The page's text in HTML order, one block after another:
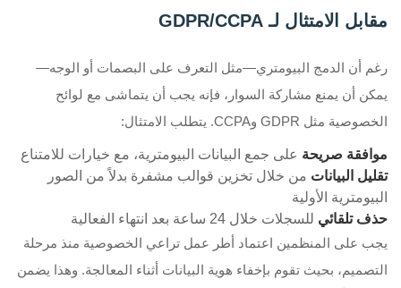
مقابل الامتثال لـ GDPR/CCPA
رغم أن الدمج البيومتري—مثل التعرف على البصمات أو الوجه—
يمكن أن يمنع مشاركة السوار، فإنه يجب أن يتماشى مع لوائح
الخصوصية مثل GDPR وCCPA. يتطلب الامتثال:
موافقة صريحة على جمع البيانات البيومترية، مع خيارات للامتناع
تقليل البيانات من خلال تخزين قوالب مشفرة بدلاً من الصور
البيومترية الأولية
حذف تلقائي للسجلات خلال 24 ساعة بعد انتهاء الفعالية
يجب على المنظمين اعتماد أطر عمل تراعي الخصوصية منذ مرحلة
التصميم، بحيث تقوم بإخفاء هوية البيانات أثناء المعالجة. وهذا يضمن